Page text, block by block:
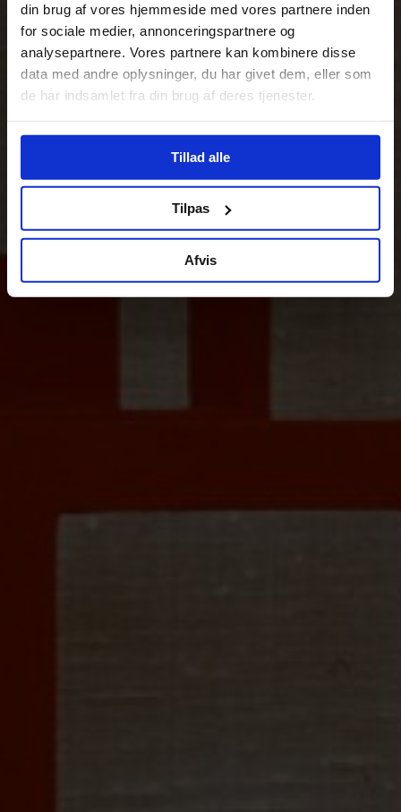
din brug af vores hjemmeside med vores partnere inden
for sociale medier, annonceringspartnere og
analysepartnere. Vores partnere kan kombinere disse
data med andre oplysninger, du har givet dem, eller som
de har indsamlet fra din brug af deres tjenester.
Tillad alle
Tilpas
Afvis